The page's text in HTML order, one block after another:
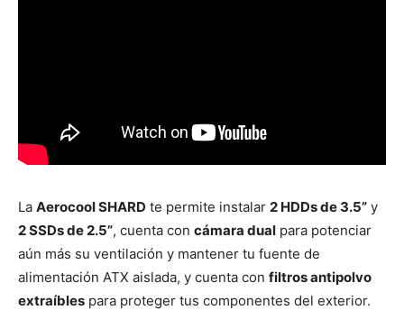
La Aerocool SHARD te permite instalar 2 HDDs de 3.5” y
2 SSDs de 2.5”, cuenta con cámara dual para potenciar
aún más su ventilación y mantener tu fuente de
alimentación ATX aislada, y cuenta con filtros antipolvo
extraíbles para proteger tus componentes del exterior.